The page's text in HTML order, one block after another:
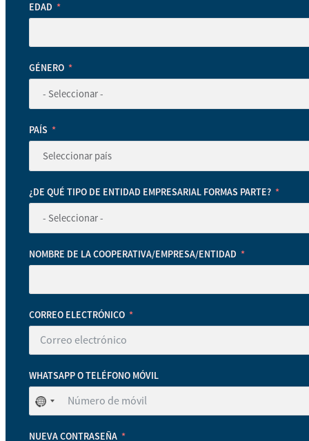
EDAD
GÉNERO
PAÍS
¿DE QUÉ TIPO DE ENTIDAD EMPRESARIAL FORMAS PARTE?
NOMBRE DE LA COOPERATIVA/EMPRESA/ENTIDAD
CORREO ELECTRÓNICO
WHATSAPP O TELÉFONO MÓVIL
No
se
ha
NUEVA CONTRASEÑA